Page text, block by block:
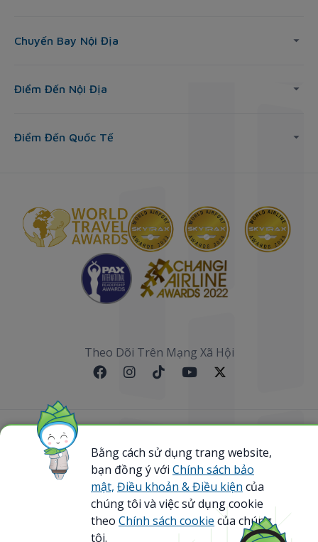
Chuyến Bay Nội Địa
Điểm Đến Nội Địa
Điểm Đến Quốc Tế
Theo Dõi Trên Mạng Xã Hội
Sơ đồ website
@ 2023 Bamboo Airways Copyright. All Rights
Reserved.
Business Registration Code: 0107867370
Bằng cách sử dụng trang website,
bạn đồng ý với Chính sách bảo
mật, Điều khoản & Điều kiện của
chúng tôi và việc sử dụng cookie
theo Chính sách cookie của chúng
tôi.